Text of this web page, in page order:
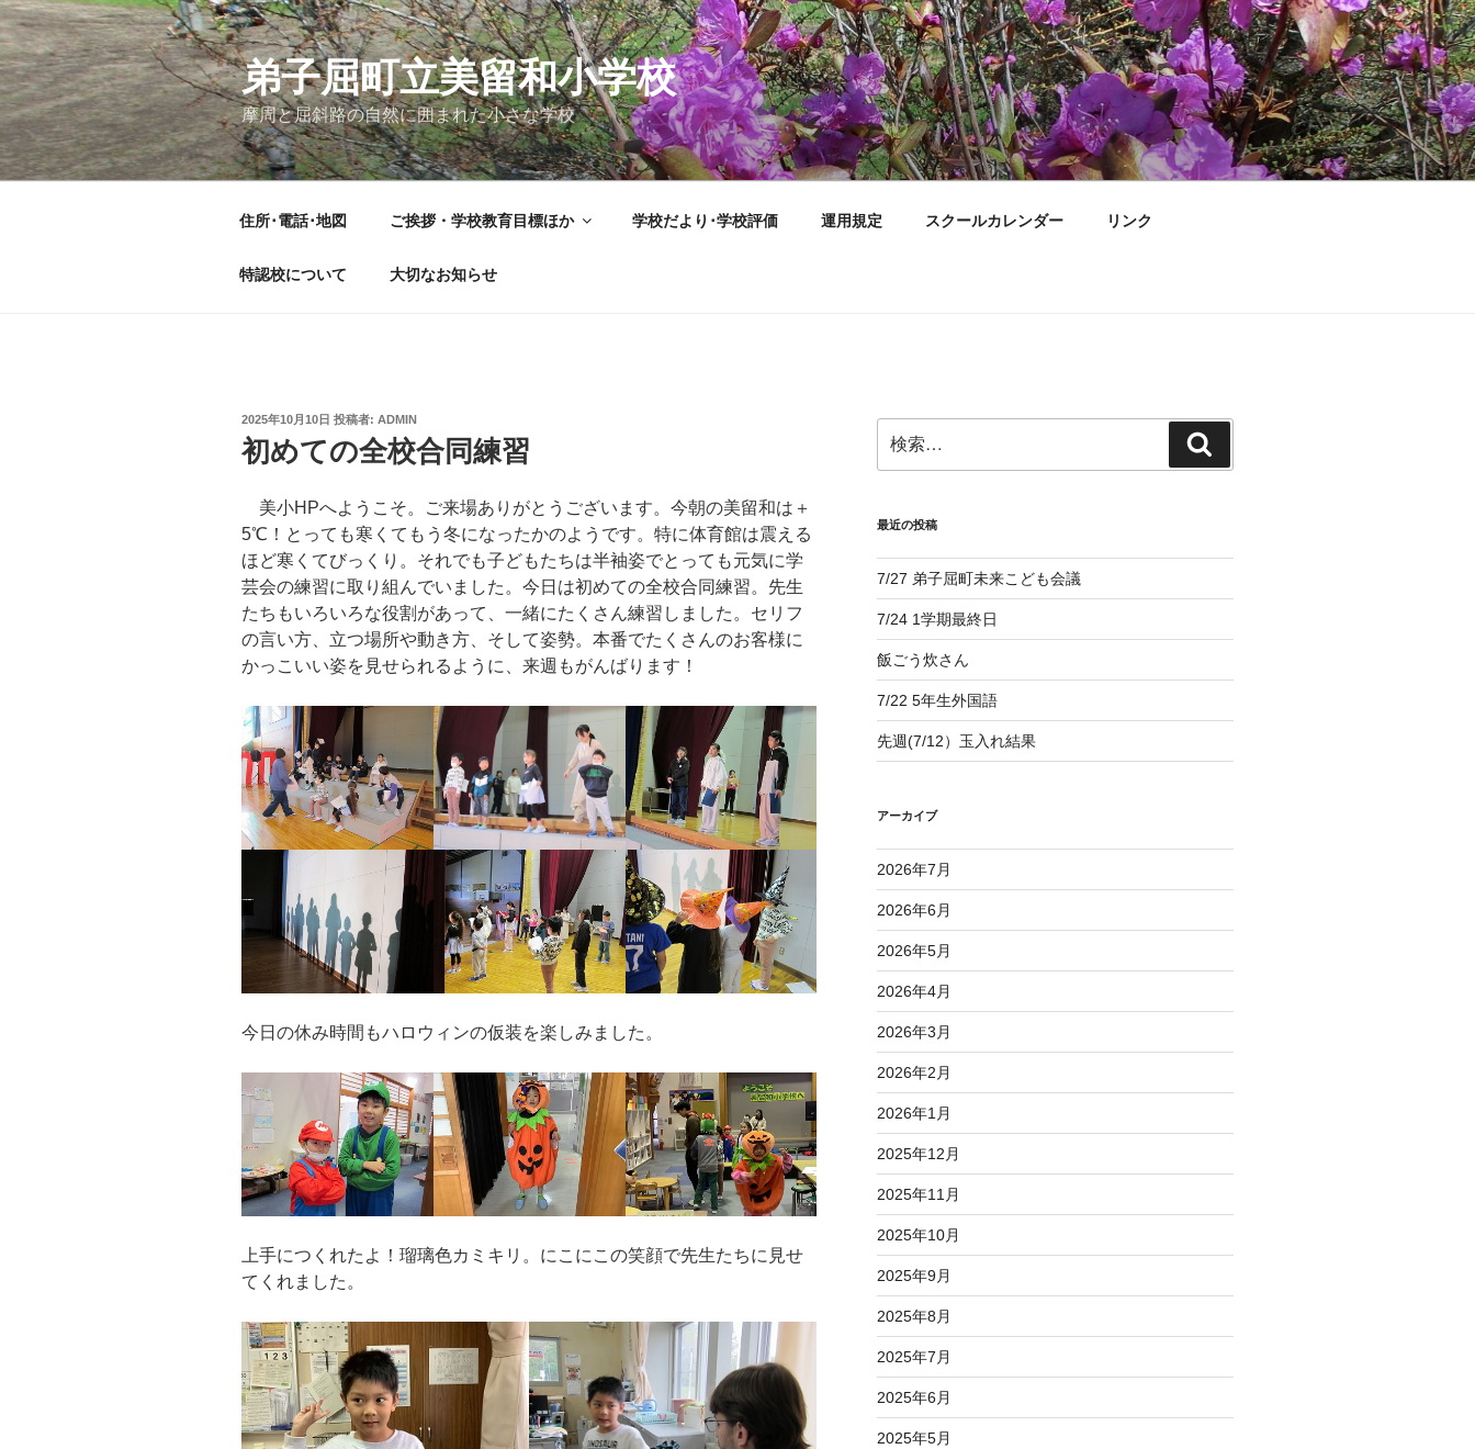
コ
ン
テ
ン
ツ
へ
ス
弟子屈町立美留和小学校
摩周と屈斜路の自然に囲まれた小さな学校
住所･電話･地図 ご挨拶・学校教育目標ほか 学校だより･学校評価 運用規定 スクールカレンダー リンク
特認校について 大切なお知らせ
投
稿
日:
2025年10月10日 投稿者: ADMIN
初めての全校合同練習
美小HPへようこそ。ご来場ありがとうございます。今朝の美留和は＋
5℃！とっても寒くてもう冬になったかのようです。特に体育館は震える
ほど寒くてびっくり。それでも子どもたちは半袖姿でとっても元気に学
芸会の練習に取り組んでいました。今日は初めての全校合同練習。先生
たちもいろいろな役割があって、一緒にたくさん練習しました。セリフ
の言い方、立つ場所や動き方、そして姿勢。本番でたくさんのお客様に
かっこいい姿を見せられるように、来週もがんばります！
今日の休み時間もハロウィンの仮装を楽しみました。
上手につくれたよ！瑠璃色カミキリ。にこにこの笑顔で先生たちに見せ
てくれました。
索:
索
最近の投稿
7/27 弟子屈町未来こども会議
7/24 1学期最終日
飯ごう炊さん
7/22 5年生外国語
先週(7/12）玉入れ結果
アーカイブ
2026年7月
2026年6月
2026年5月
2026年4月
2026年3月
2026年2月
2026年1月
2025年12月
2025年11月
2025年10月
2025年9月
2025年8月
2025年7月
2025年6月
2025年5月